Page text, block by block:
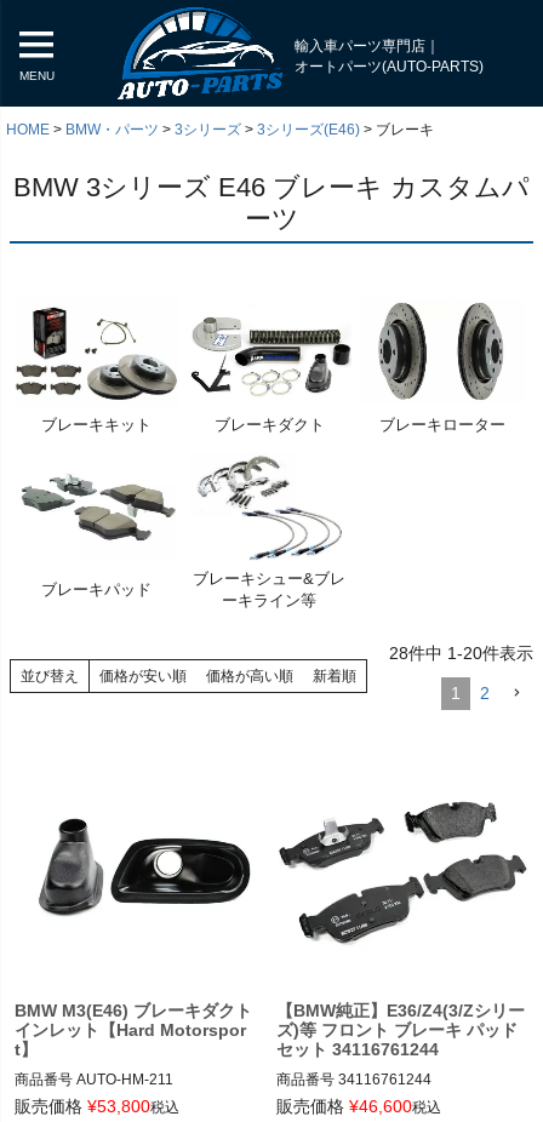
MENU
輸入車パーツ専門店｜
オートパーツ(AUTO-PARTS)
HOME BMW・パーツ 3シリーズ 3シリーズ(E46) ブレーキ
BMW 3シリーズ E46 ブレーキ カスタムパ
ーツ
ブレーキキット ブレーキダクト ブレーキローター
ブレーキパッド
ブレーキシュー&ブレ
ーキライン等
並び替え 価格が安い順 価格が高い順 新着順
28件中 1-20件表示
1 2
BMW M3(E46) ブレーキダクト
インレット【Hard Motorspor
t】
商品番号 AUTO-HM-211
HM-211
販売価格 ¥53,800税込
【BMW純正】E36/Z4(3/Zシリー
ズ)等 フロント ブレーキ パッド
セット 34116761244
商品番号 34116761244
34116761244
販売価格 ¥46,600税込